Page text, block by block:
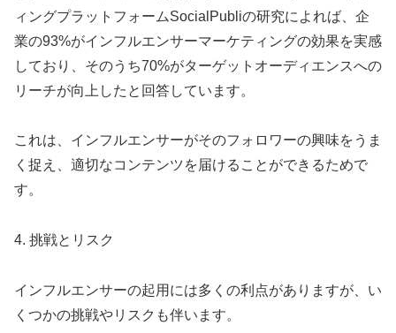
ィングプラットフォームSocialPubliの研究によれば、企
業の93%がインフルエンサーマーケティングの効果を実感
しており、そのうち70%がターゲットオーディエンスへの
リーチが向上したと回答しています。
これは、インフルエンサーがそのフォロワーの興味をうま
く捉え、適切なコンテンツを届けることができるためで
す。
4. 挑戦とリスク
インフルエンサーの起用には多くの利点がありますが、い
くつかの挑戦やリスクも伴います。